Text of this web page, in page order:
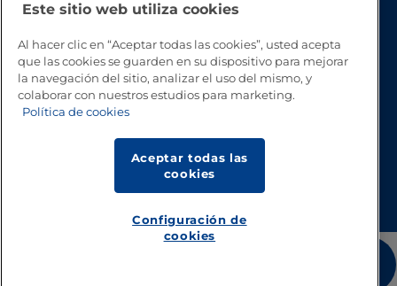
Este sitio web utiliza cookies
Al hacer clic en “Aceptar todas las cookies”, usted acepta
que las cookies se guarden en su dispositivo para mejorar
la navegación del sitio, analizar el uso del mismo, y
colaborar con nuestros estudios para marketing.
Política de cookies
Aceptar todas las
cookies
Configuración de
cookies